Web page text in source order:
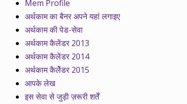
Mem Profile
अर्थकाम का बैनर अपने यहां लगाइए
अर्थकाम की पेड-सेवा
अर्थकाम कैलेंडर 2013
अर्थकाम कैलेंडर 2014
अर्थकाम कैलेेंडर 2015
आपके लेख
इस सेवा से जुड़ी ज़रूरी शर्तें